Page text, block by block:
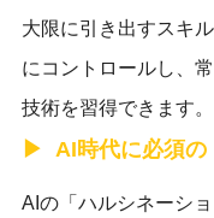
大限に引き出すスキ
にコントロールし、
技術を習得できます。
AI時代に必須
AIの「ハルシネーシ